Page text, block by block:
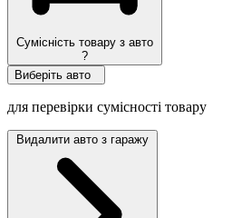
Сумісність товару з авто
?
Виберіть авто
для перевірки сумісності товару
Видалити авто з гаражу